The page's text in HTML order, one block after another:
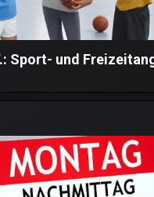
Sport- und